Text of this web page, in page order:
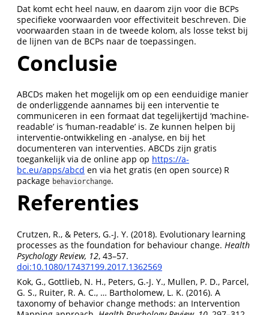
Dat komt echt heel nauw, en daarom zijn voor die BCPs
specifieke voorwaarden voor effectiviteit beschreven. Die
voorwaarden staan in de tweede kolom, als losse tekst bij
de lijnen van de BCPs naar de toepassingen.
Conclusie
ABCDs maken het mogelijk om op een eenduidige manier
de onderliggende aannames bij een interventie te
communiceren in een formaat dat tegelijkertijd ‘machine-
readable’ is ‘human-readable’ is. Ze kunnen helpen bij
interventie-ontwikkeling en -analyse, en bij het
documenteren van interventies. ABCDs zijn gratis
toegankelijk via de online app op https://a-
bc.eu/apps/abcd en via het gratis (en open source) R
package behaviorchange.
Referenties
Crutzen, R., & Peters, G.-J. Y. (2018). Evolutionary learning
processes as the foundation for behaviour change. Health
Psychology Review, 12, 43–57.
doi:10.1080/17437199.2017.1362569
Kok, G., Gottlieb, N. H., Peters, G.-J. Y., Mullen, P. D., Parcel,
G. S., Ruiter, R. A. C., … Bartholomew, L. K. (2016). A
taxonomy of behavior change methods: an Intervention